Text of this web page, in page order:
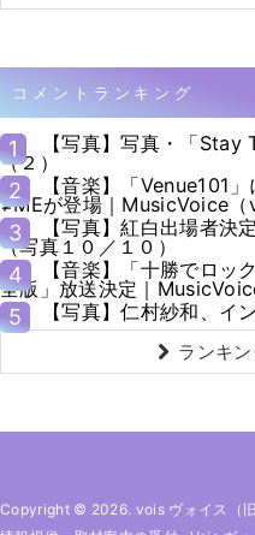
コメントランキング
1
【写真】写真・「
（２）
2
【音楽】「Venue101
≠MEが登場｜MusicVoice（
3
【写真】紅白出場者決
（写真１０／１０）
4
【音楽】「十勝でロッ
全版」放送決定｜
5
【写真】仁村紗和、イ
ランキ
Copyright © 2026. vois ヴォイス（